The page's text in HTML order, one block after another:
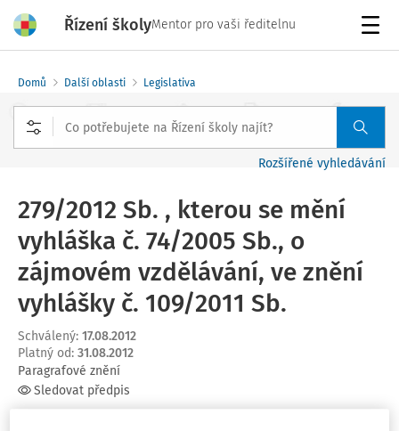
Řízení školyMentor pro vaši ředitelnu
Domů Další oblasti Legislativa
Rozšířené vyhledávání
279/2012 Sb. , kterou se mění
vyhláška č. 74/2005 Sb., o
zájmovém vzdělávání, ve znění
vyhlášky č. 109/2011 Sb.
Schválený: 17.08.2012
Platný od: 31.08.2012
Paragrafové znění
Sledovat předpis